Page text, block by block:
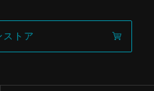
ストア